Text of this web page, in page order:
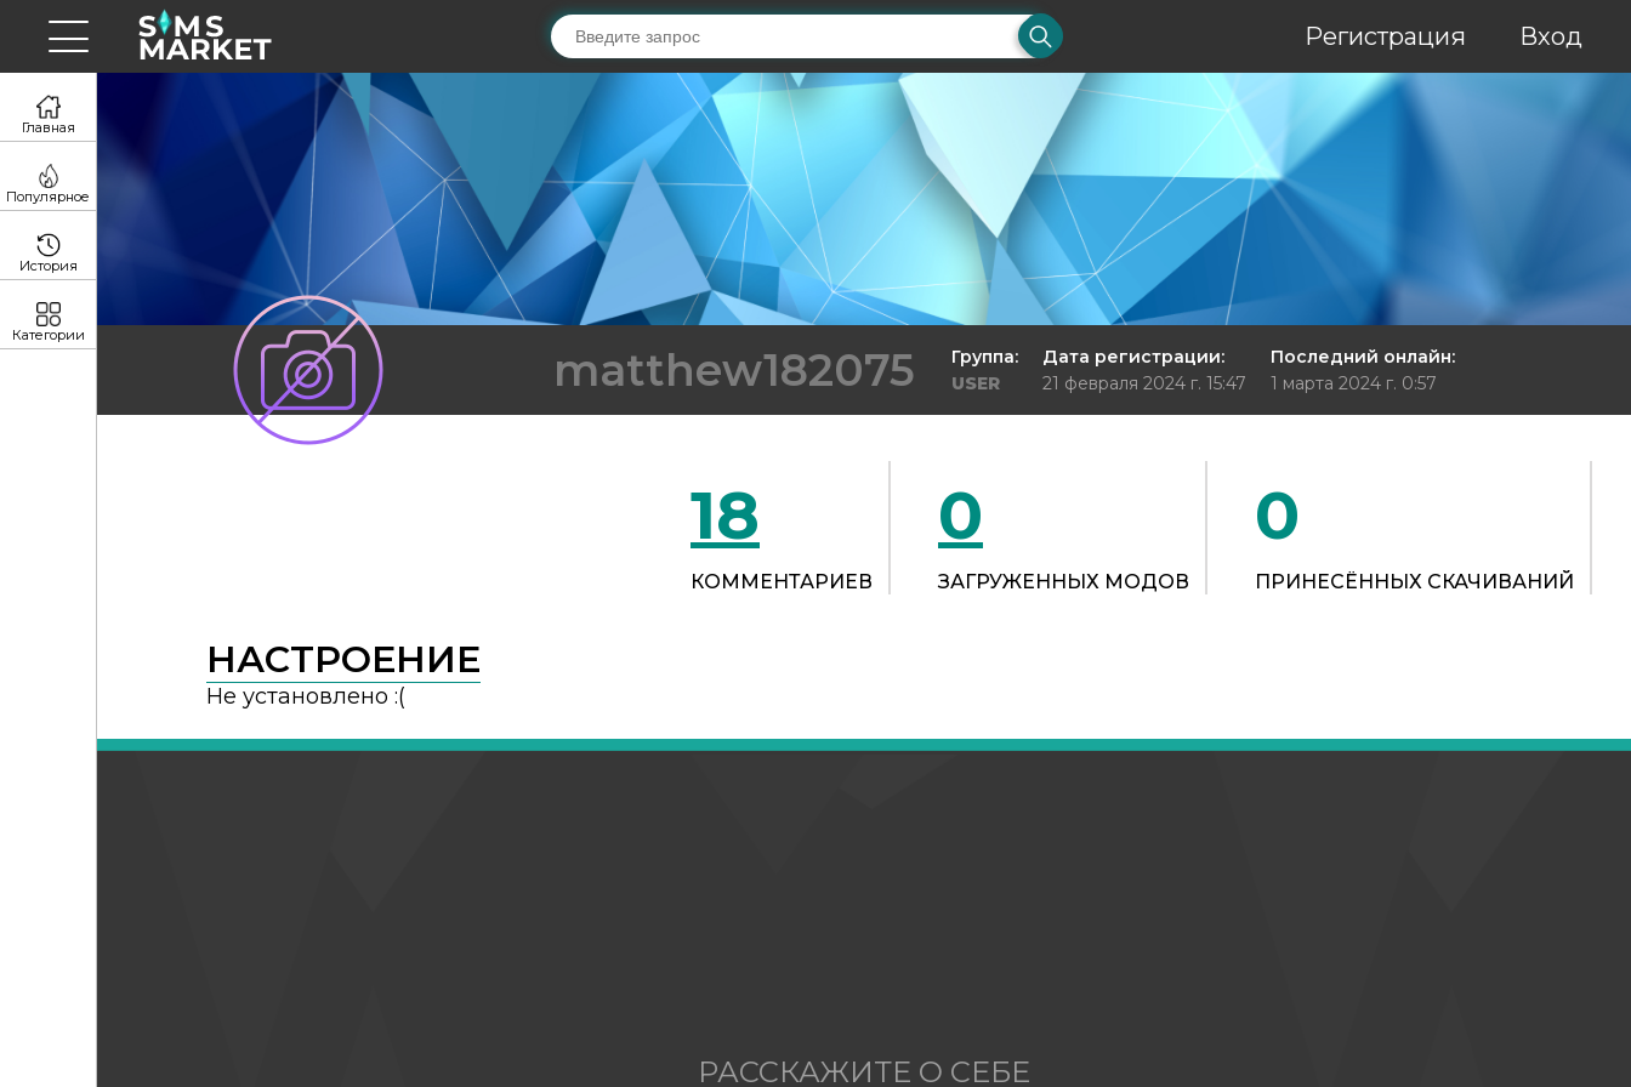
Регистрация Вход
matthew182075
Группа:
USER
Дата регистрации:
21 февраля 2024 г. 15:47
Последний онлайн:
1 марта 2024 г. 0:57
18
КОММЕНТАРИЕВ
0
ЗАГРУЖЕННЫХ МОДОВ
0
ПРИНЕСЁННЫХ СКАЧИВАНИЙ
НАСТРОЕНИЕ
Не установлено :(
РАССКАЖИТЕ О СЕБЕ
Главная
Популярное
История
Категории